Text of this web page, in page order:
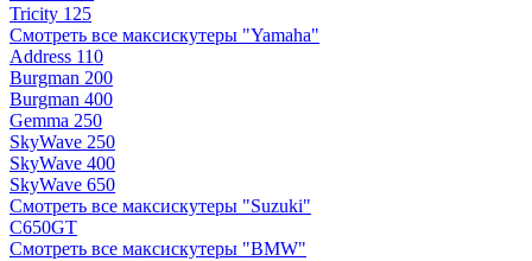
Tricity 125
Смотреть все максискутеры "Yamaha"
Address 110
Burgman 200
Burgman 400
Gemma 250
SkyWave 250
SkyWave 400
SkyWave 650
Смотреть все максискутеры "Suzuki"
C650GT
Смотреть все максискутеры "BMW"